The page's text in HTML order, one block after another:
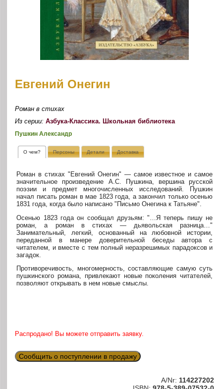
Евгений Онегин
Роман в стихах
Из серии:Азбука-Классика. Школьная библиотека
Пушкин Александр
О чем? Персоны Детали Доставка
Роман в стихах "Евгений Онегин" — самое известное и самое
значительное произведение А.С. Пушкина, вершина русской
поэзии и предмет многочисленных исследований. Пушкин
начал писать роман в мае 1823 года, а закончил только осенью
1831 года, когда было написано "Письмо Онегина к Татьяне".
Осенью 1823 года он сообщал друзьям: "…Я теперь пишу не
роман, а роман в стихах — дьявольская разница…"
Занимательный, легкий, основанный на любовной истории,
переданной в манере доверительной беседы автора с
читателем, и вместе с тем полный неразрешимых парадоксов и
загадок.
Противоречивость, многомерность, составляющие самую суть
пушкинского романа, привлекают новые поколения читателей,
позволяют открывать в нем новые смыслы.
Распродано! Вы можете отправить заявку.
Сообщить о поступлении в продажу
A/Nr: 114227202